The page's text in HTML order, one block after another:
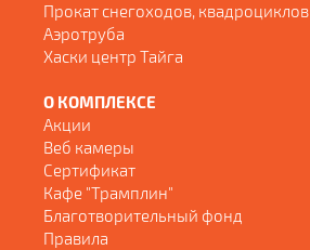
Прокат снегоходов, квадроциклов
Аэротруба
Хаски центр Тайга
О КОМПЛЕКСЕ
Акции
Веб камеры
Сертификат
Кафе "Трамплин"
Благотворительный фонд
Правила